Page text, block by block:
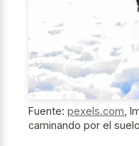
Fuente: pexels.com
caminando por el